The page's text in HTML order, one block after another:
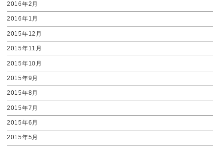
2016年2月
2016年1月
2015年12月
2015年11月
2015年10月
2015年9月
2015年8月
2015年7月
2015年6月
2015年5月